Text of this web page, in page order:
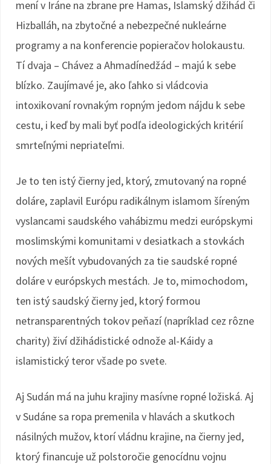
mení v Iráne na zbrane pre Hamas, Islamský džihád či
Hizballáh, na zbytočné a nebezpečné nukleárne
programy a na konferencie popieračov holokaustu.
Tí dvaja – Chávez a Ahmadínedžád – majú k sebe
blízko. Zaujímavé je, ako ľahko si vládcovia
intoxikovaní rovnakým ropným jedom nájdu k sebe
cestu, i keď by mali byť podľa ideologických kritérií
smrteľnými nepriateľmi.
Je to ten istý čierny jed, ktorý, zmutovaný na ropné
doláre, zaplavil Európu radikálnym islamom šíreným
vyslancami saudského vahábizmu medzi európskymi
moslimskými komunitami v desiatkach a stovkách
nových mešít vybudovaných za tie saudské ropné
doláre v európskych mestách. Je to, mimochodom,
ten istý saudský čierny jed, ktorý formou
netransparentných tokov peňazí (napríklad cez rôzne
charity) živí džihádistické odnože al-Káidy a
islamistický teror všade po svete.
Aj Sudán má na juhu krajiny masívne ropné ložiská. Aj
v Sudáne sa ropa premenila v hlavách a skutkoch
násilných mužov, ktorí vládnu krajine, na čierny jed,
ktorý financuje už polstoročie genocídnu vojnu